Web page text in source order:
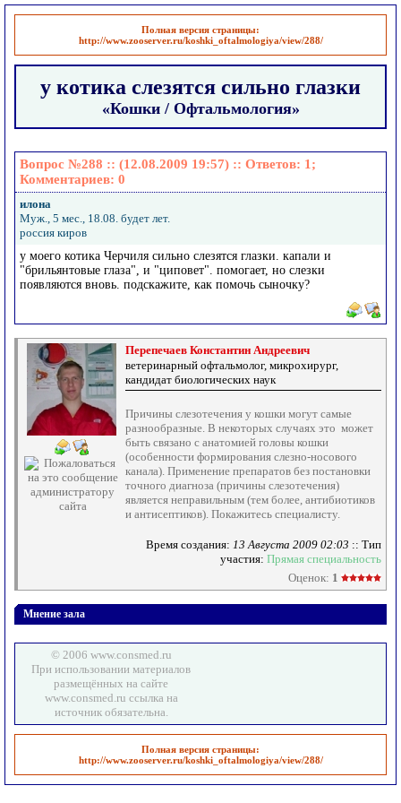
Полная версия страницы:
http://www.zooserver.ru/koshki_oftalmologiya/view/288/
у котика слезятся сильно глазки
«Кошки / Офтальмология»
Вопрос №288 :: (12.08.2009 19:57) :: Ответов: 1 ;
Комментариев: 0
илона
Муж., 5 мес., 18.08. будет лет.
россия киров
у моего котика Черчиля сильно слезятся глазки. капали и
"брильянтовые глаза", и "циповет". помогает, но слезки
появляются вновь. подскажите, как помочь сыночку?
Перепечаев Константин Андреевич
ветеринарный офтальмолог, микрохирург,
кандидат биологических наук
Причины слезотечения у кошки могут самые
разнообразные. В некоторых случаях это может
быть связано с анатомией головы кошки
(особенности формирования слезно-носового
канала). Применение препаратов без постановки
точного диагноза (причины слезотечения)
является неправильным (тем более, антибиотиков
и антисептиков). Покажитесь специалисту.
Время создания: 13 Августа 2009 02:03 :: Тип
участия: Прямая специальность
Оценок: 1
Мнение зала
© 2006 www.consmed.ru
При использовании материалов
размещённых на сайте
www.consmed.ru ссылка на
источник обязательна.
Полная версия страницы:
http://www.zooserver.ru/koshki_oftalmologiya/view/288/